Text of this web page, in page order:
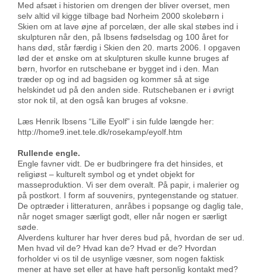
Med afsæt i historien om drengen der bliver overset, men
selv altid vil kigge tilbage bad Norheim 2000 skolebørn i
Skien om at lave øjne af porcelæn, der alle skal støbes ind i
skulpturen når den, på Ibsens fødselsdag og 100 året for
hans død, står færdig i Skien den 20. marts 2006. I opgaven
lød der et ønske om at skulpturen skulle kunne bruges af
børn, hvorfor en rutschebane er bygget ind i den. Man
træder op og ind ad bagsiden og kommer så at sige
helskindet ud på den anden side. Rutschebanen er i øvrigt
stor nok til, at den også kan bruges af voksne.
Læs Henrik Ibsens “Lille Eyolf” i sin fulde længde her:
http://home9.inet.tele.dk/rosekamp/eyolf.htm
Rullende engle.
Engle favner vidt. De er budbringere fra det hinsides, et
religiøst – kulturelt symbol og et yndet objekt for
masseproduktion. Vi ser dem overalt. På papir, i malerier og
på postkort. I form af souvenirs, pyntegenstande og statuer.
De optræder i litteraturen, anråbes i popsange og daglig tale,
når noget smager særligt godt, eller når nogen er særligt
søde.
Alverdens kulturer har hver deres bud på, hvordan de ser ud.
Men hvad vil de? Hvad kan de? Hvad er de? Hvordan
forholder vi os til de usynlige væsner, som nogen faktisk
mener at have set eller at have haft personlig kontakt med?